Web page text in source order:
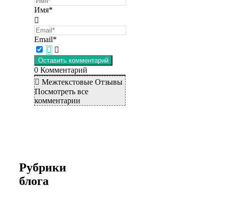
Имя*
Email*
0 Комментарий
Межтекстовые Отзывы
Посмотреть все
комментарии
Рубрики
блога